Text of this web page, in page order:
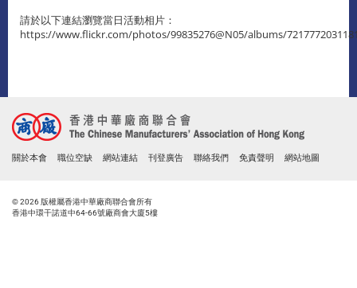
請於以下連結瀏覽當日活動相片：
https://www.flickr.com/photos/99835276@N05/albums/
關於本會 職位空缺 網站連結 刊登廣告 聯絡我們 免責聲明 網站地圖
© 2026 版權屬香港中華廠商聯合會所有
香港中環干諾道中64-66號廠商會大廈5樓